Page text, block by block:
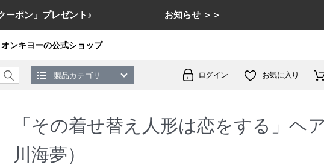
ーポン」プレゼント♪ お知らせ ＞＞
オンキヨーの公式ショップ
製品カテゴリ ログイン お気に入り
「その着せ替え人形は恋をする」ヘ
川海夢）